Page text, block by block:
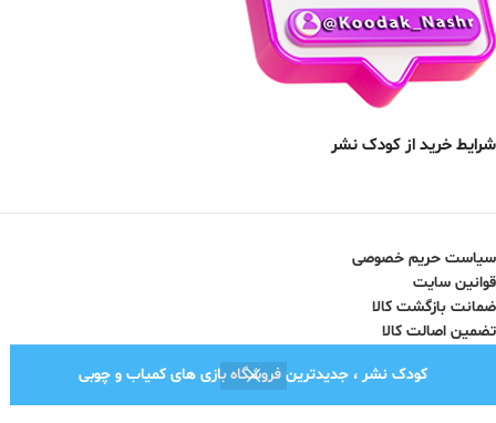
کودک نشر ، جدیدترین فروشگاه بازی های کمیاب و چوبی
شرایط خرید از کودک نشر
سیاست حریم خصوصی
قوانین سایت
ضمانت بازگشت کالا
تضمین اصالت کالا
نماد اعتماد الکترونیک